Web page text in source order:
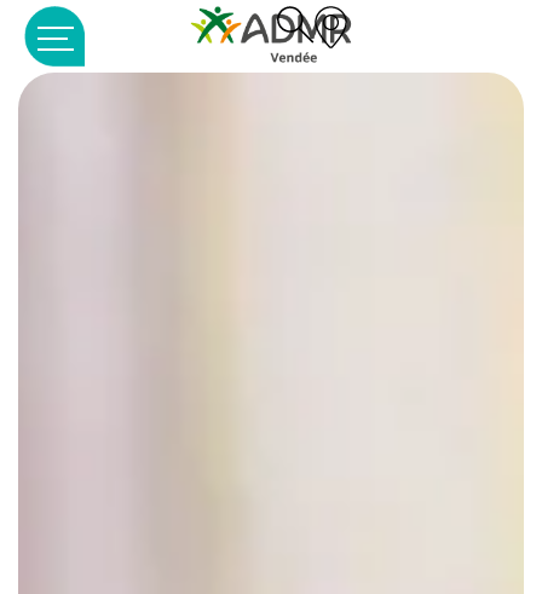
Panneau de gestion des cookies